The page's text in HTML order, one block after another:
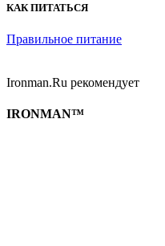
КАК ПИТАТЬСЯ
Правильное питание
Ironman.Ru рекомендует
IRONMAN™